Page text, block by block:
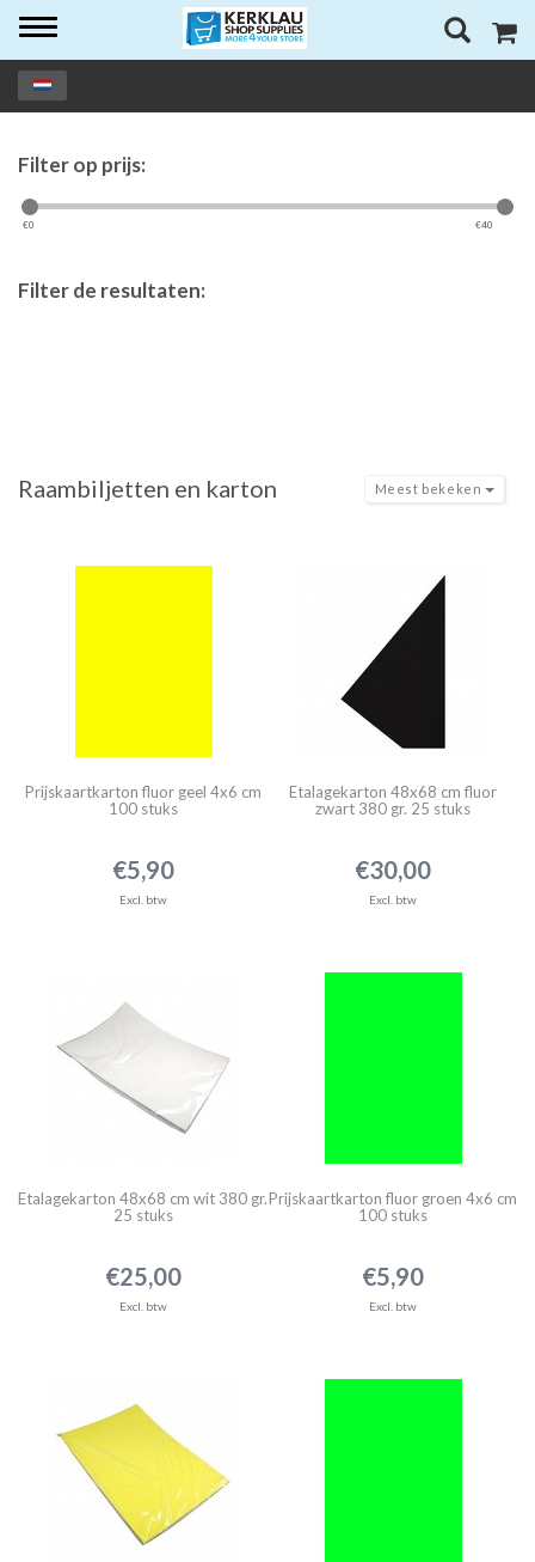
Toggle
Filter op prijs:
€0 €40
Filter de resultaten:
Raambiljetten en karton Meest bekeken
Prijskaartkarton fluor geel 4x6 cm
100 stuks
€5,90
Excl. btw
Etalagekarton 48x68 cm fluor
zwart 380 gr. 25 stuks
€30,00
Excl. btw
Etalagekarton 48x68 cm wit 380 gr.
25 stuks
€25,00
Excl. btw
Prijskaartkarton fluor groen 4x6 cm
100 stuks
€5,90
Excl. btw